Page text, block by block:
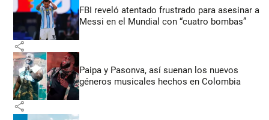
FBI reveló atentado frustrado para asesinar a
Messi en el Mundial con “cuatro bombas”
share
Paipa y Pasonva, así suenan los nuevos
géneros musicales hechos en Colombia
share